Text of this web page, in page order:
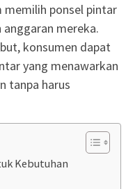
ponsel pintar
mereka.
konsumen dapat
yang menawarkan
tanpa harus
Kebutuhan